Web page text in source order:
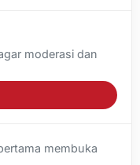
moderasi dan
membuka